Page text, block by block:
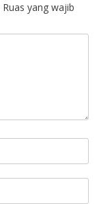
Ruas yang wajib